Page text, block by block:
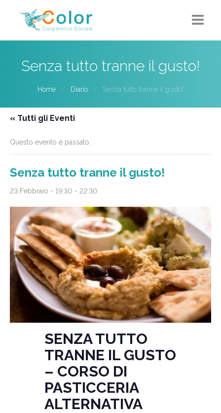
Progetti-Servizi
Eventi
Contatti
Senza tutto tranne il gusto!
Home Diario Senza tutto tranne il gusto!
« Tutti gli Eventi
Questo evento è passato.
Senza tutto tranne il gusto!
23 Febbraio - 19:30 - 22:30
SENZA TUTTO
TRANNE IL GUSTO
– CORSO DI
PASTICCERIA
ALTERNATIVA